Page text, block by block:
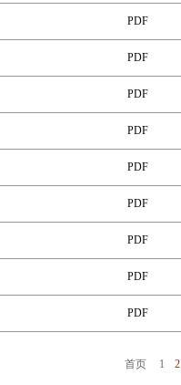
PDF
PDF
PDF
PDF
PDF
PDF
PDF
PDF
PDF
首页 1 2